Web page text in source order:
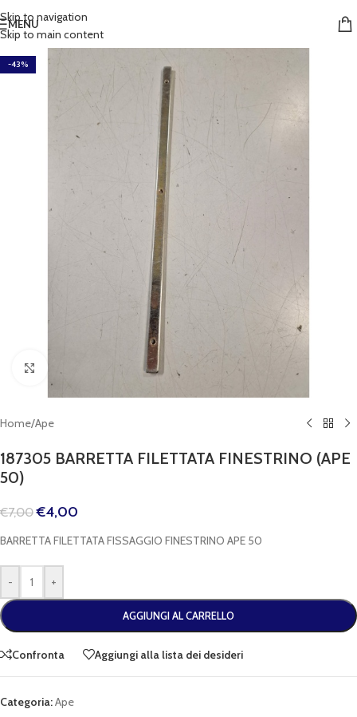
Skip to navigation
Skip to main content
MENU
-43%
Clicca per espandere
Home/Ape
187305 BARRETTA FILETTATA FINESTRINO (APE
50)
€7,00 €4,00
BARRETTA FILETTATA FISSAGGIO FINESTRINO APE 50
- +
AGGIUNGI AL CARRELLO
Confronta Aggiungi alla lista dei desideri
Categoria:Ape